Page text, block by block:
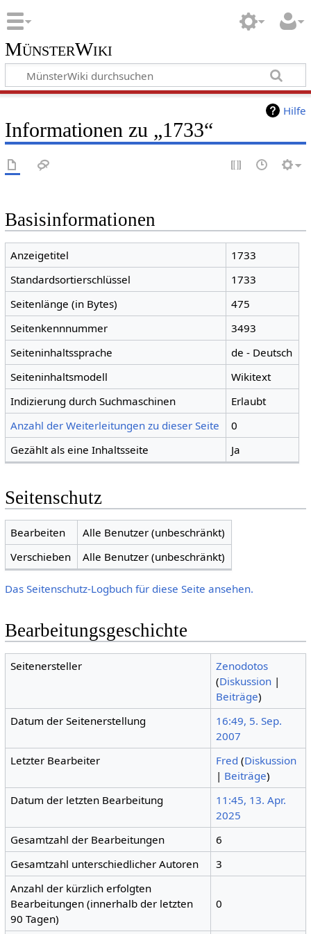
MünsterWiki
Hilfe
Informationen zu „1733“
Basisinformationen
Anzeigetitel
1733
Standardsortierschlüssel
1733
Seitenlänge (in Bytes)
475
Seitenkennnummer
3493
Seiteninhaltssprache
de - Deutsch
Seiteninhaltsmodell
Wikitext
Indizierung durch Suchmaschinen
Erlaubt
Anzahl der Weiterleitungen zu dieser Seite
0
Gezählt als eine Inhaltsseite
Ja
Seitenschutz
Bearbeiten
Alle Benutzer (unbeschränkt)
Verschieben
Alle Benutzer (unbeschränkt)
Das Seitenschutz-Logbuch für diese Seite ansehen.
Bearbeitungsgeschichte
Seitenersteller
Zenodotos
(Diskussion |
Beiträge)
Datum der Seitenerstellung
16:49, 5. Sep.
2007
Letzter Bearbeiter
Fred (Diskussion
| Beiträge)
Datum der letzten Bearbeitung
11:45, 13. Apr.
2025
Gesamtzahl der Bearbeitungen
6
Gesamtzahl unterschiedlicher Autoren
3
Anzahl der kürzlich erfolgten
Bearbeitungen (innerhalb der letzten
90 Tagen)
0